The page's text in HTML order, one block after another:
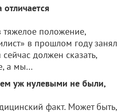
положение,
в прошлом году занял
должен сказать,
а мы…
уж нулевыми не были,
факт. Может быть,